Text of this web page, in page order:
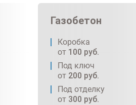
Газобетон
Коробка
от 100 руб.
Под ключ
от 200 руб.
Под отделку
от 300 руб.